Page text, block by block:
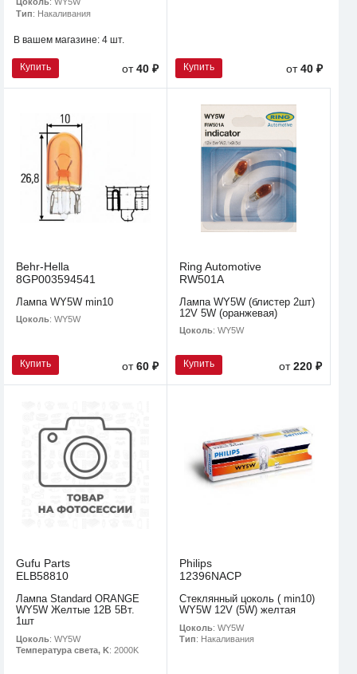
Тип: Накаливания
В вашем магазине: 4 шт.
Купить от40 ₽ Купить от40 ₽
Behr-Hella
8GP003594541
Лампа WY5W min10
Цоколь: WY5W
Купить от60 ₽
Ring Automotive
RW501A
Лампа WY5W (блистер 2шт)
12V 5W (оранжевая)
Цоколь: WY5W
Купить от220 ₽
Gufu Parts
ELB58810
Лампа Standard ORANGE
WY5W Желтые 12В 5Вт.
1шт
Цоколь: WY5W
Температура света, K: 2000K
Philips
12396NACP
Стеклянный цоколь ( min10)
WY5W 12V (5W) желтая
Цоколь: WY5W
Тип: Накаливания